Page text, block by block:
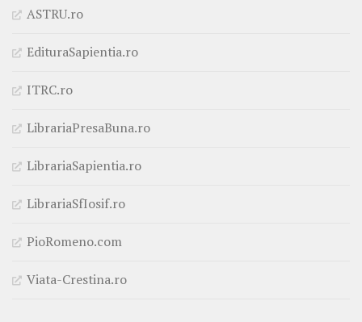
ASTRU.ro
EdituraSapientia.ro
ITRC.ro
LibrariaPresaBuna.ro
LibrariaSapientia.ro
LibrariaSfIosif.ro
PioRomeno.com
Viata-Crestina.ro